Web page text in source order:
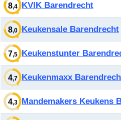
8,4 KVIK Barendrecht
8,0 Keukensale Barendrecht
7,5 Keukenstunter
4,7 Keukenmaxx
4,3 Mandemakers Keukens